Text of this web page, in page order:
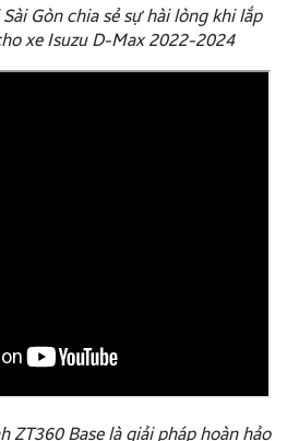
Gòn chia sẻ sự hài lòng khi lắp
xe Isuzu D-Max 2022-2024
ZT360 Base là giải pháp hoàn hảo